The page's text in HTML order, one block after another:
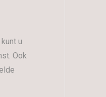
u
Ook